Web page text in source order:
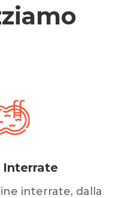
Interrate
interrate, dalla